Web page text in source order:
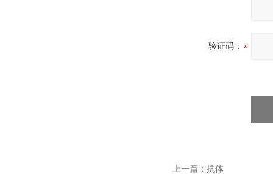
验证码：
上一篇： 抗体